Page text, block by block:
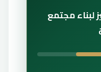
لبناء مجتمع